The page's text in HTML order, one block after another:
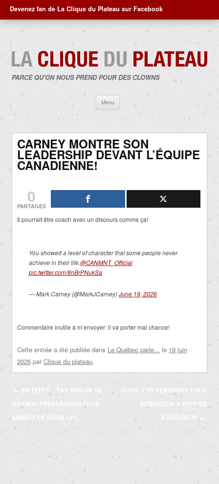
Devenez fan de La Clique du Plateau sur Facebook
PARCE QU'ON NOUS PREND POUR DES CLOWNS
Menu
contenu
CARNEY MONTRE SON
LEADERSHIP DEVANT L’ÉQUIPE
CANADIENNE!
0
PARTAGES
Il pourrait être coach avec un discours comme ça!
You showed a level of character that some people never
achieve in their life.@CANMNT_Official
pic.twitter.com/8nBrPNukSa
— Mark Carney (@MarkJCarney)June 19, 2026
Commentaire inutile à m’envoyer: il va porter mal chance!
Cette entrée a été publiée dans Le Québec parle... le 19 juin
2026 par Clique du plateau.
Navigation
des
articles
← EN EFFET… PAS BESOIN DE
GRANDE PRÉPARATION POUR
ANIMER CE SHOW-LÀ!
DUDU, T’ES PERSONNE POUR
DEMANDER À PSPP DE
S’EXCUSER!